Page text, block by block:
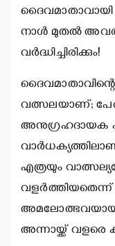
ദൈവമാതാവായി
നാള്‍ മുതല്‍
വര്‍ദ്ധിച്ചിരിക്കും!
വത്സലയാണ്;
അനുഗ്രഹദായക
വാര്‍ധക്യത്തിലാണ്
എത്രയും
വളര്‍ത്തിയതെന്ന്
അന്നായ്ക്ക് വളരെ